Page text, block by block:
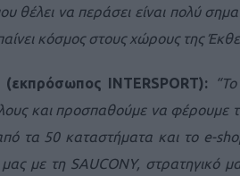
θέλει να περάσει είναι πολύ
κόσμος στους χώρους της
INTERSPORT):
και προσπαθούμε να φέρουμε
τα 50 καταστήματα και το e-
με τη SAUCONY, στρατηγικό